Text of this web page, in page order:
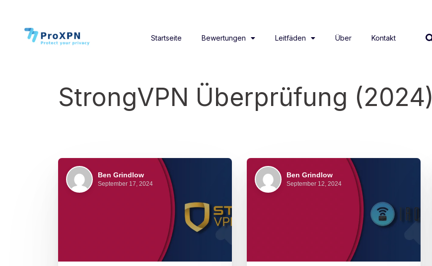
Startseite Bewertungen Leitfäden Über Kontakt
StrongVPN Überprüfung (2024)
Ben Grindlow
September 17, 2024
Ben Grindlow
September 12, 2024